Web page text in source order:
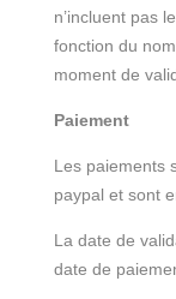
n’incluent pas
fonction du
moment de
Paiement
Les paiements
paypal et sont
La date de
date de